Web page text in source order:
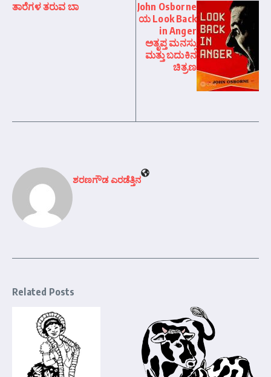
ತಾರೆಗಳ ತರುವ ಬಾ
John Osborne
ಯ Look Back
in Anger
ಅತೃಪ್ತ ಮನಸ್ಸು
ಮತ್ತು ಬದುಕಿನ
ಚಿತ್ರಣ
ಶರಣಗೌಡ ಎರಡೆತ್ತಿನ
Related Posts